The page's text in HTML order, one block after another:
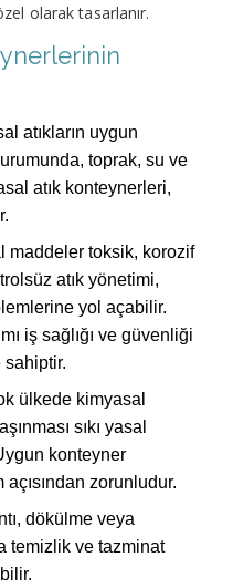
olarak tasarlanır.
atıkların uygun
toprak, su ve
atık konteynerleri,
maddeler toksik, korozif
atık yönetimi,
yol açabilir.
iş sağlığı ve güvenliği
sahiptir.
ülkede kimyasal
sıkı yasal
konteyner
açısından zorunludur.
dökülme veya
temizlik ve tazminat